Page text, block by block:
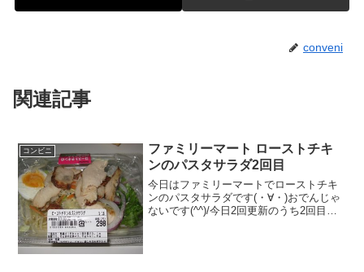
conveni
関連記事
コンビニ
ファミリーマート ローストチキ
ンのパスタサラダ2回目
今日はファミリーマートでローストチキ
ンのパスタサラダです(・∀・)おでんじゃ
ないです(^^)/今日2回更新のうち2回目ロ